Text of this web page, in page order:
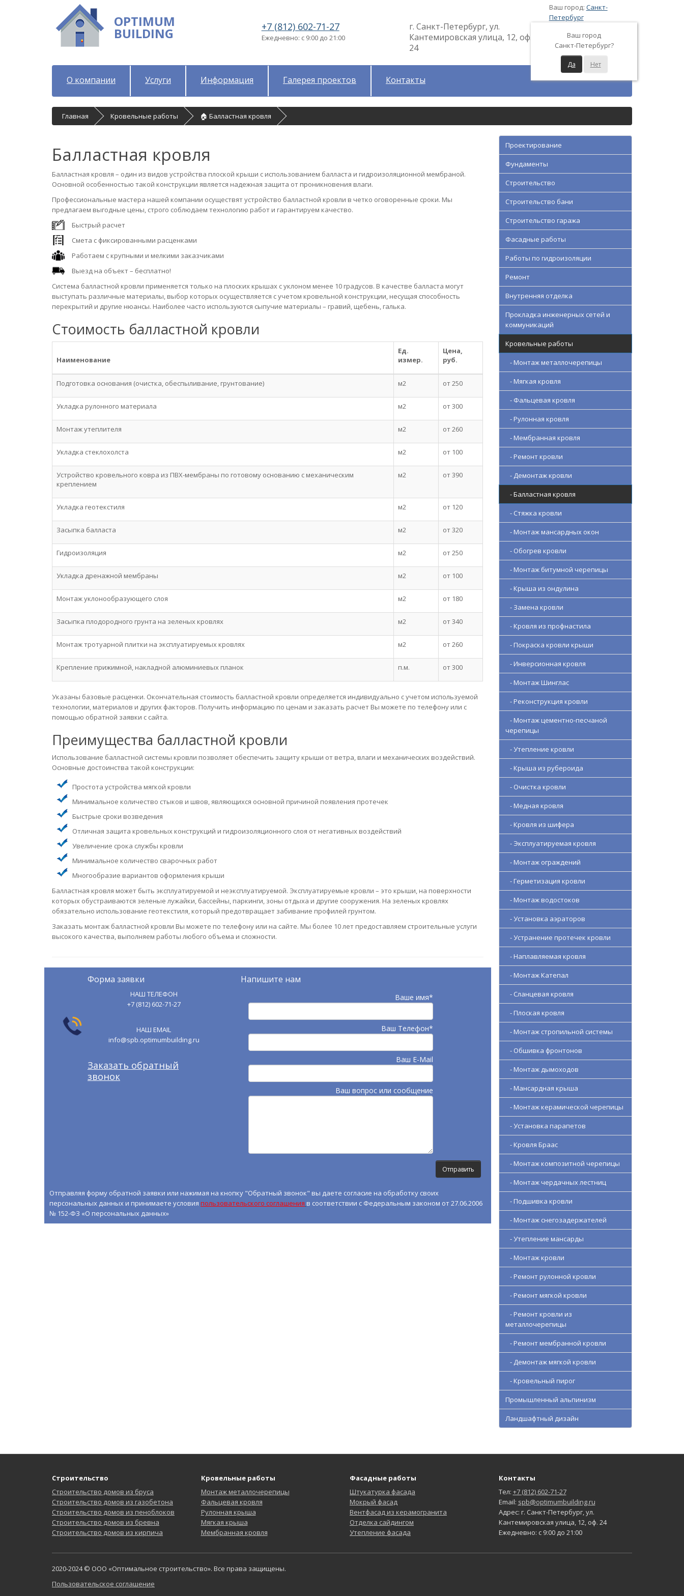
OPTIMUM
BUILDING +7 (812) 602-71-27
Ежедневно: с 9:00 до 21:00
г. Санкт-Петербург, ул.
Кантемировская улица, 12, оф.
24
Ваш город: Санкт-
Петербург
Ваш город
Санкт-Петербург?
Да Нет
О компании Услуги Информация Галерея проектов Контакты
Главная Кровельные работы 🏠 Балластная кровля
Балластная кровля
Балластная кровля – один из видов устройства плоской крыши с использованием балласта и гидроизоляционной мембраной.
Основной особенностью такой конструкции является надежная защита от проникновения влаги.
Профессиональные мастера нашей компании осуществят устройство балластной кровли в четко оговоренные сроки. Мы
предлагаем выгодные цены, строго соблюдаем технологию работ и гарантируем качество.
Быстрый расчет
Смета с фиксированными расценками
Работаем с крупными и мелкими заказчиками
Выезд на объект – бесплатно!
Система балластной кровли применяется только на плоских крышах с уклоном менее 10 градусов. В качестве балласта могут
выступать различные материалы, выбор которых осуществляется с учетом кровельной конструкции, несущая способность
перекрытий и другие нюансы. Наиболее часто используются сыпучие материалы – гравий, щебень, галька.
Стоимость балластной кровли
Наименование
Ед.
измер.
Цена,
руб.
Подготовка основания (очистка, обеспыливание, грунтование) м2 от 250
Укладка рулонного материала м2 от 300
Монтаж утеплителя м2 от 260
Укладка стеклохолста м2 от 100
Устройство кровельного ковра из ПВХ-мембраны по готовому основанию с механическим
креплением
м2 от 390
Укладка геотекстиля м2 от 120
Засыпка балласта м2 от 320
Гидроизоляция м2 от 250
Укладка дренажной мембраны м2 от 100
Монтаж уклонообразующего слоя м2 от 180
Засыпка плодородного грунта на зеленых кровлях м2 от 340
Монтаж тротуарной плитки на эксплуатируемых кровлях м2 от 260
Крепление прижимной, накладной алюминиевых планок п.м. от 300
Указаны базовые расценки. Окончательная стоимость балластной кровли определяется индивидуально с учетом используемой
технологии, материалов и других факторов. Получить информацию по ценам и заказать расчет Вы можете по телефону или с
помощью обратной заявки с сайта.
Преимущества балластной кровли
Использование балластной системы кровли позволяет обеспечить защиту крыши от ветра, влаги и механических воздействий.
Основные достоинства такой конструкции:
Простота устройства мягкой кровли
Минимальное количество стыков и швов, являющихся основной причиной появления протечек
Быстрые сроки возведения
Отличная защита кровельных конструкций и гидроизоляционного слоя от негативных воздействий
Увеличение срока службы кровли
Минимальное количество сварочных работ
Многообразие вариантов оформления крыши
Балластная кровля может быть эксплуатируемой и неэксплуатируемой. Эксплуатируемые кровли – это крыши, на поверхности
которых обустраиваются зеленые лужайки, бассейны, паркинги, зоны отдыха и другие сооружения. На зеленых кровлях
обязательно использование геотекстиля, который предотвращает забивание профилей грунтом.
Заказать монтаж балластной кровли Вы можете по телефону или на сайте. Мы более 10 лет предоставляем строительные услуги
высокого качества, выполняем работы любого объема и сложности.
Форма заявки
НАШ ТЕЛЕФОН
+7 (812) 602-71-27
НАШ EMAIL
info@spb.optimumbuilding.ru
Заказать обратный
звонок
Напишите нам
Ваше имя*
Ваш Телефон*
Ваш E-Mail
Ваш вопрос или сообщение
Отправляя форму обратной заявки или нажимая на кнопку "Обратный звонок" вы даете согласие на обработку своих
персональных данных и принимаете условия пользовательского соглашения в соответствии с Федеральным законом от 27.06.2006
№ 152-ФЗ «О персональных данных»
Проектирование
Фундаменты
Строительство
Строительство бани
Строительство гаража
Фасадные работы
Работы по гидроизоляции
Ремонт
Внутренняя отделка
Прокладка инженерных сетей и
коммуникаций
Кровельные работы
- Монтаж металлочерепицы
- Мягкая кровля
- Фальцевая кровля
- Рулонная кровля
- Мембранная кровля
- Ремонт кровли
- Демонтаж кровли
- Балластная кровля
- Стяжка кровли
- Монтаж мансардных окон
- Обогрев кровли
- Монтаж битумной черепицы
- Крыша из ондулина
- Замена кровли
- Кровля из профнастила
- Покраска кровли крыши
- Инверсионная кровля
- Монтаж Шинглас
- Реконструкция кровли
- Монтаж цементно-песчаной
черепицы
- Утепление кровли
- Крыша из рубероида
- Очистка кровли
- Медная кровля
- Кровля из шифера
- Эксплуатируемая кровля
- Монтаж ограждений
- Герметизация кровли
- Монтаж водостоков
- Установка аэраторов
- Устранение протечек кровли
- Наплавляемая кровля
- Монтаж Катепал
- Сланцевая кровля
- Плоская кровля
- Монтаж стропильной системы
- Обшивка фронтонов
- Монтаж дымоходов
- Мансардная крыша
- Монтаж керамической черепицы
- Установка парапетов
- Кровля Браас
- Монтаж композитной черепицы
- Монтаж чердачных лестниц
- Подшивка кровли
- Монтаж снегозадержателей
- Утепление мансарды
- Монтаж кровли
- Ремонт рулонной кровли
- Ремонт мягкой кровли
- Ремонт кровли из
металлочерепицы
- Ремонт мембранной кровли
- Демонтаж мягкой кровли
- Кровельный пирог
Промышленный альпинизм
Ландшафтный дизайн
Строительство
Строительство домов из бруса
Строительство домов из газобетона
Строительство домов из пеноблоков
Строительство домов из бревна
Строительство домов из кирпича
Кровельные работы
Монтаж металлочерепицы
Фальцевая кровля
Рулонная крыша
Мягкая крыша
Мембранная кровля
Фасадные работы
Штукатурка фасада
Мокрый фасад
Вентфасад из керамогранита
Отделка сайдингом
Утепление фасада
Контакты
Тел: +7 (812) 602-71-27
Email: spb@optimumbuilding.ru
Адрес: г. Санкт-Петербург, ул.
Кантемировская улица, 12, оф. 24
Ежедневно: с 9:00 до 21:00
2020-2024 © ООО «Оптимальное строительство». Все права защищены.
Пользовательское соглашение